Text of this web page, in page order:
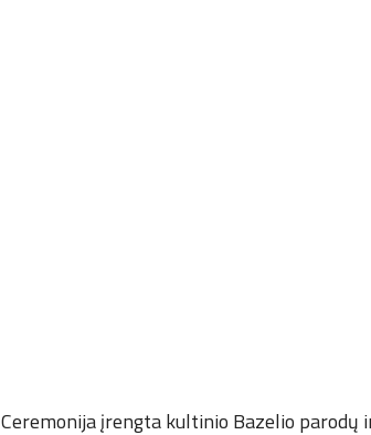
Ceremonija įrengta kultinio Bazelio